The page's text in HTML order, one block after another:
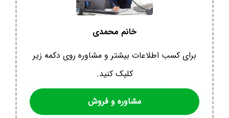
خانم محمدی
برای کسب اطلاعات بیشتر و مشاوره روی دکمه زیر
کلیک کنید.
مشاوره و فروش